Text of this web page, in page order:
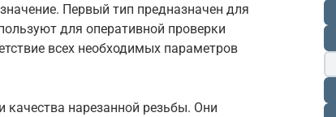
Первый тип предназначен для
для оперативной проверки
всех необходимых параметров
нарезанной резьбы. Они